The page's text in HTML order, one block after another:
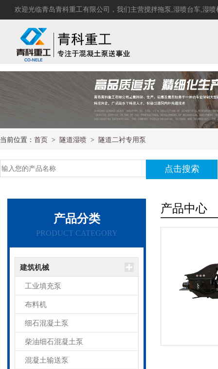
欢迎光临青岛青科重工有限公司，我们主营搅拌拖泵 ,湿喷台车,湿喷
当前位置： 首页 > 隧道湿喷 > 隧道二衬专用泵
产品分类
PRODUCT CATEGORY
建筑机械
工业填充泵
布料机
细石混凝土泵
柴油细石混凝土泵
混凝土输送泵
产品中心